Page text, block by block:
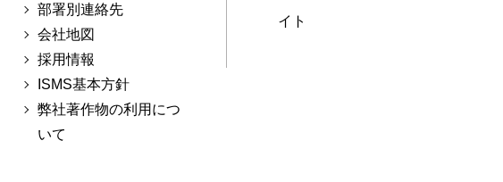
部署別連絡先
会社地図
採用情報
ISMS基本方針
弊社著作物の利用につ
いて
イト